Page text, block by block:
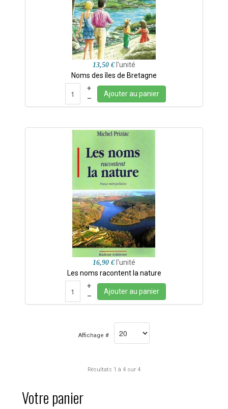
13,50 € l'unité
Noms des îles de Bretagne
+
–
Ajouter au panier
16,90 € l'unité
Les noms racontent la nature
+
–
Ajouter au panier
Affichage #
Résultats 1 à 4 sur 4
Votre panier